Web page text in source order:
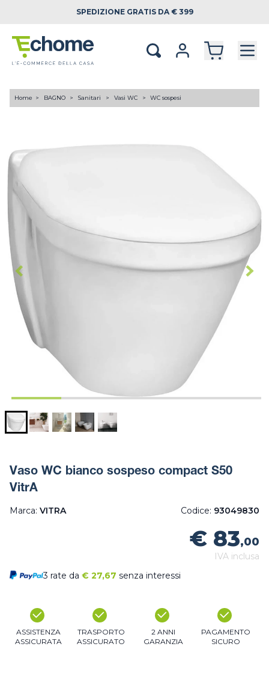
SPEDIZIONE GRATIS DA € 399
Home BAGNO Sanitari Vasi WC WC sospesi
Vaso WC bianco sospeso compact S50
VitrA
Marca: VITRA Codice: 93049830
€ 83,00
IVA inclusa
3 rate da € 27,67 senza interessi
ASSISTENZA
ASSICURATA
TRASPORTO
ASSICURATO
2 ANNI
GARANZIA
PAGAMENTO
SICURO